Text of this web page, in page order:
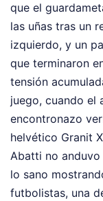
que el
las uñas tras un
izquierdo, y un
que terminaron
tensión
juego, cuando el
encontronazo
helvético Granit
Abatti no
lo sano
futbolistas, una